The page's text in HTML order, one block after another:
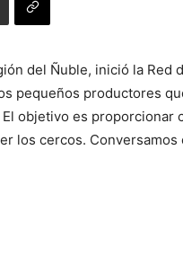
del Ñuble, inició la Red
pequeños productores
objetivo es proporcionar
los cercos.